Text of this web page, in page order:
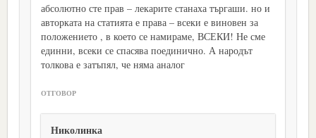
абсолютно сте прав – лекарите станаха търгаши. но и
авторката на статията е права – всеки е виновен за
положението , в което се намираме, ВСЕКИ! Не сме
единни, всеки се спасява поединично. А народът
толкова е затъпял, че няма аналог
ОТГОВОР
Николинка